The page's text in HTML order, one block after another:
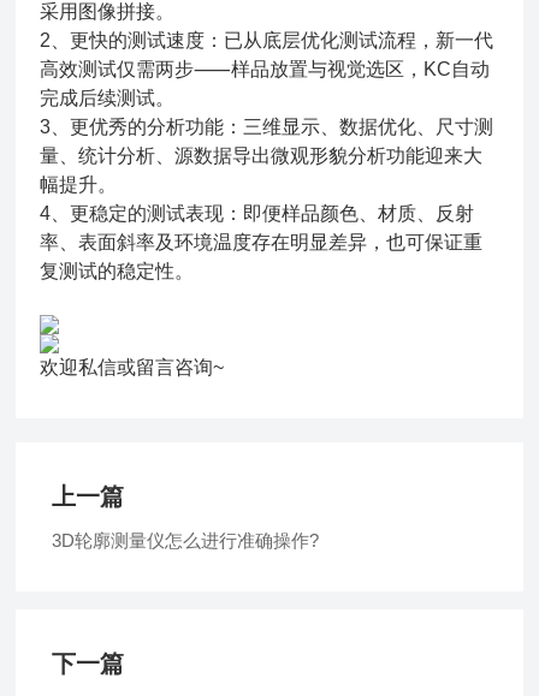
采用图像拼接。
2、更快的测试速度：已从底层优化测试流程，新一代
高效测试仅需两步⸺样品放置与视觉选区，KC自动
完成后续测试。
3、更优秀的分析功能：三维显示、数据优化、尺寸测
量、统计分析、源数据导出微观形貌分析功能迎来大
幅提升。
4、更稳定的测试表现：即便样品颜色、材质、反射
率、表面斜率及环境温度存在明显差异，也可保证重
复测试的稳定性。
欢迎私信或留言咨询~
上一篇
3D轮廓测量仪怎么进行准确操作?
下一篇